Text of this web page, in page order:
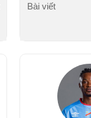
Bài viết